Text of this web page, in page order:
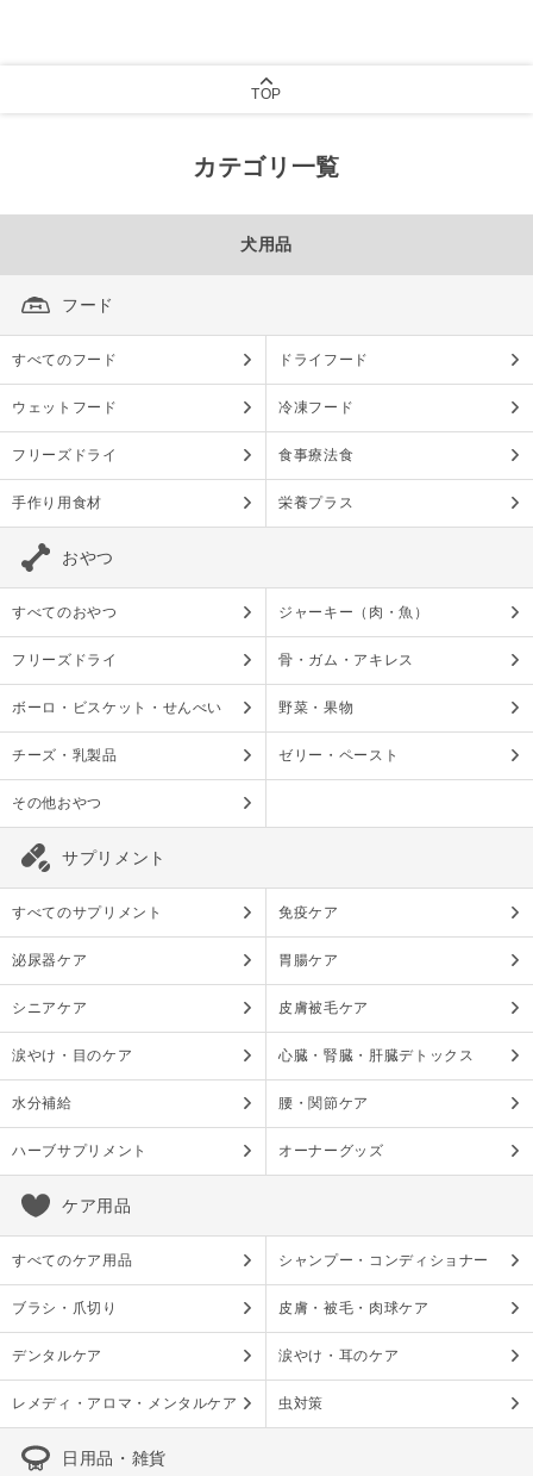
TOP
カテゴリ一覧
犬用品
フード
すべてのフード ドライフード
ウェットフード 冷凍フード
フリーズドライ 食事療法食
手作り用食材 栄養プラス
おやつ
すべてのおやつ ジャーキー（肉・魚）
フリーズドライ 骨・ガム・アキレス
ボーロ・ビスケット・せんべい 野菜・果物
チーズ・乳製品 ゼリー・ペースト
その他おやつ
サプリメント
すべてのサプリメント 免疫ケア
泌尿器ケア 胃腸ケア
シニアケア 皮膚被毛ケア
涙やけ・目のケア 心臓・腎臓・肝臓デトックス
水分補給 腰・関節ケア
ハーブサプリメント オーナーグッズ
ケア用品
すべてのケア用品 シャンプー・コンディショナー
ブラシ・爪切り 皮膚・被毛・肉球ケア
デンタルケア 涙やけ・耳のケア
レメディ・アロマ・メンタルケア 虫対策
日用品・雑貨